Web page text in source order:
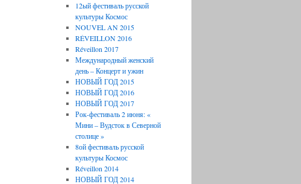
12ый фестиваль русской
культуры Космос
NOUVEL AN 2015
RÉVEILLON 2016
Réveillon 2017
Международный женский
день – Концерт и ужин
НОВЫЙ ГОД 2015
НОВЫЙ ГОД 2016
НОВЫЙ ГОД 2017
Рок-фестиваль 2 июня: «
Мини – Вудсток в Северной
столице »
8ой фестиваль русской
культуры Космос
Réveillon 2014
НОВЫЙ ГОД 2014